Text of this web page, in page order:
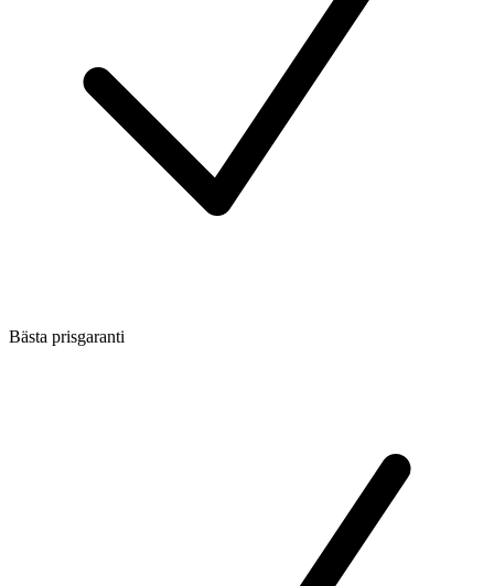
Bästa prisgaranti